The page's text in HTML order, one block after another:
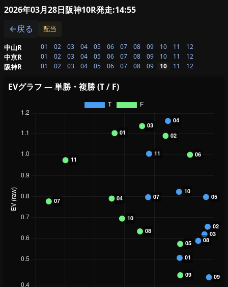
2026年03月28日阪神10R発走:14:55
←戻る
配当
中山R 01 02 03 04 05 06 07 08 09 10 11 12
中京R 01 02 03 04 05 06 07 08 09 10 11 12
阪神R 01 02 03 04 05 06 07 08 09 10 11 12
EVグラフ — 単勝・複勝 (T / F)